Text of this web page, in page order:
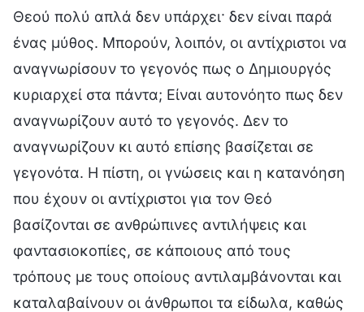
Θεού πολύ απλά δεν υπάρχει· δεν είναι παρά
ένας μύθος. Μπορούν, λοιπόν, οι αντίχριστοι να
αναγνωρίσουν το γεγονός πως ο Δημιουργός
κυριαρχεί στα πάντα; Είναι αυτονόητο πως δεν
αναγνωρίζουν αυτό το γεγονός. Δεν το
αναγνωρίζουν κι αυτό επίσης βασίζεται σε
γεγονότα. Η πίστη, οι γνώσεις και η κατανόηση
που έχουν οι αντίχριστοι για τον Θεό
βασίζονται σε ανθρώπινες αντιλήψεις και
φαντασιοκοπίες, σε κάποιους από τους
τρόπους με τους οποίους αντιλαμβάνονται και
καταλαβαίνουν οι άνθρωποι τα είδωλα, καθώς